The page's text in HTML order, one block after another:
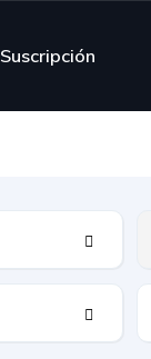
Suscripción